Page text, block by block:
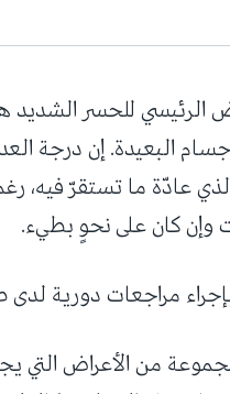
الرئيسي للحسر
البعيدة. إن درجة
عادّة ما تستقرّ فيه،
وإن كان على نحوٍ بطيء.
مراجعات دورية لدى
من الأعراض التي